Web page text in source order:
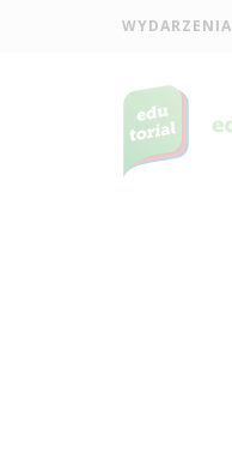
WYDARZENIA